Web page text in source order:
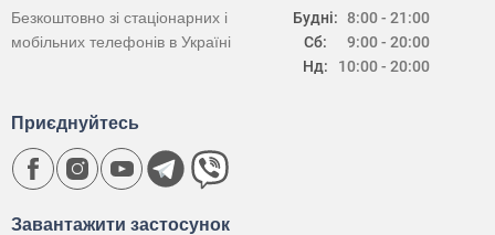
Будні:
Сб:
Нд:
8:00 - 21:00
9:00 - 20:00
10:00 - 20:00
Безкоштовно зі стаціонарних і
мобільних телефонів в Україні
Завантажити застосунок
Приєднуйтесь